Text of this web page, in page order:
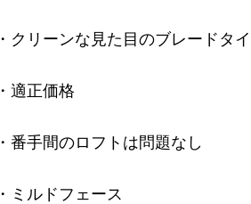
・クリーンな見た目のブレードタ
・適正価格
・番手間のロフトは問題なし
・ミルドフェース